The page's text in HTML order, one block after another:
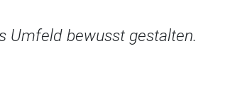
Umfeld bewusst gestalten.